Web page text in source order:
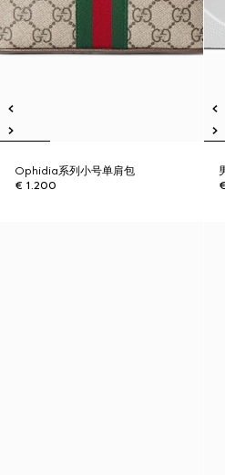
Ophidia系列小号单肩包
€ 1.200